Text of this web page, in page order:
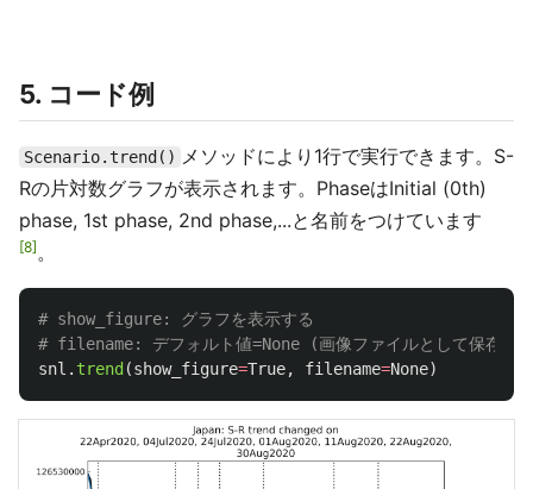
5. コード例
Scenario.trend()
メソッドにより1行で実行できます。S-
Rの片対数グラフが表示されます。PhaseはInitial (0th)
phase, 1st phase, 2nd phase,...と名前をつけています
8 。
# show_figure: グラフを表示する
snl . trend (show_figure=True, filename=None)